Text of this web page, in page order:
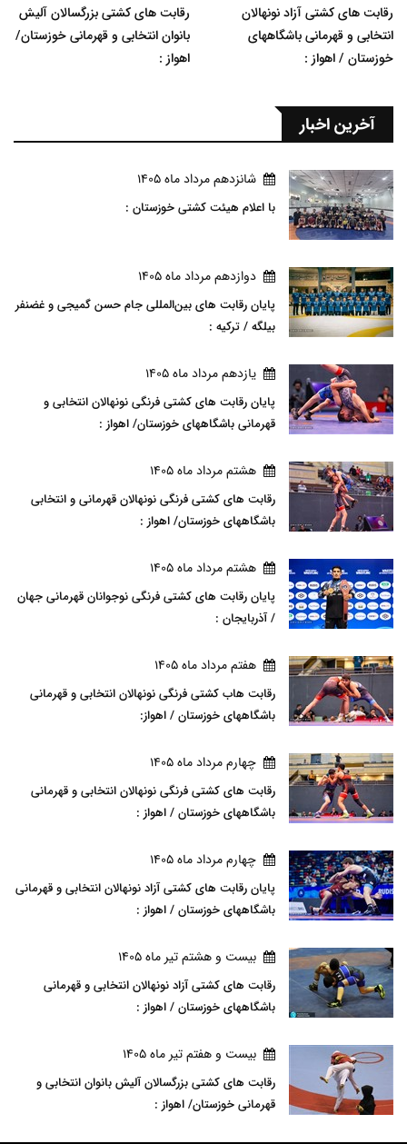
رقابت های کشتی آزاد نونهالان
انتخابی و قهرمانی باشگاههای
خوزستان / اهواز :
رقابت های کشتی بزرگسالان آلیش
بانوان انتخابی و قهرمانی خوزستان/
اهواز :
آخرین اخبار
شانزدهم مرداد ماه 1405
با اعلام هیئت کشتی خوزستان :
دوازدهم مرداد ماه 1405
پایان رقابت های بین‌المللی جام حسن گمیجی و غضنفر
بیلگه / ترکیه :
يازدهم مرداد ماه 1405
پایان رقابت های کشتی فرنگی نونهالان انتخابی و
قهرمانی باشگاههای خوزستان/ اهواز :
هشتم مرداد ماه 1405
رقابت های کشتی فرنگی نونهالان قهرمانی و انتخابی
باشگاههای خوزستان/ اهواز :
هشتم مرداد ماه 1405
پایان رقابت های کشتی فرنگی نوجوانان قهرمانی جهان
/ آذربایجان :
هفتم مرداد ماه 1405
رقابت هاب کشتی فرنگی نونهالان انتخابی و قهرمانی
باشگاههای خوزستان / اهواز:
چهارم مرداد ماه 1405
رقابت های کشتی فرنگی نونهالان انتخابی و قهرمانی
باشگاههای خوزستان / اهواز :
چهارم مرداد ماه 1405
پایان رقابت های کشتی آزاد نونهالان انتخابی و قهرمانی
باشگاههای خوزستان / اهواز :
بيست و هشتم تير ماه 1405
رقابت های کشتی آزاد نونهالان انتخابی و قهرمانی
باشگاههای خوزستان / اهواز :
بيست و هفتم تير ماه 1405
رقابت های کشتی بزرگسالان آلیش بانوان انتخابی و
قهرمانی خوزستان/ اهواز :